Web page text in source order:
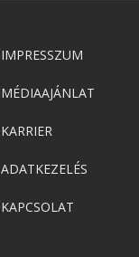
IMPRESSZUM
MÉDIAAJÁNLAT
KARRIER
ADATKEZELÉS
KAPCSOLAT